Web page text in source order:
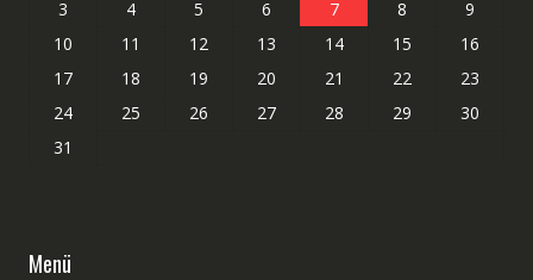
3
4 5 6 7 8
9
10
11 12 13 14 15
16
17
18 19 20 21 22
23
24
25 26 27 28 29
30
31
Menü